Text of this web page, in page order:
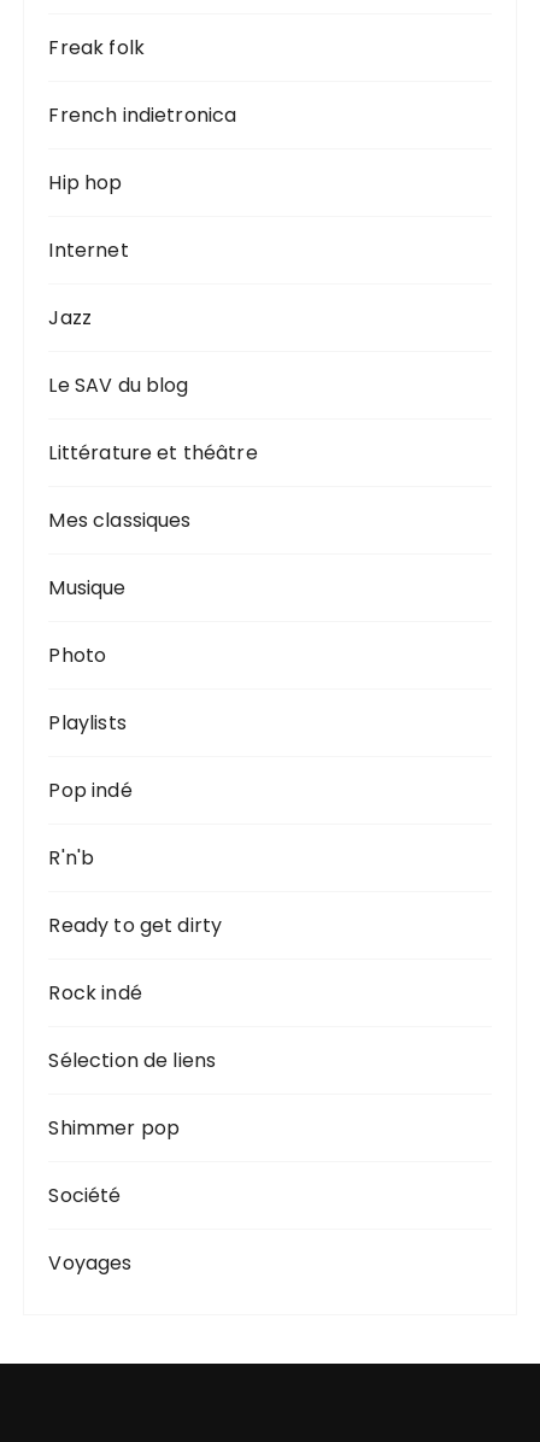
Freak folk
French indietronica
Hip hop
Internet
Jazz
Le SAV du blog
Littérature et théâtre
Mes classiques
Musique
Photo
Playlists
Pop indé
R'n'b
Ready to get dirty
Rock indé
Sélection de liens
Shimmer pop
Société
Voyages